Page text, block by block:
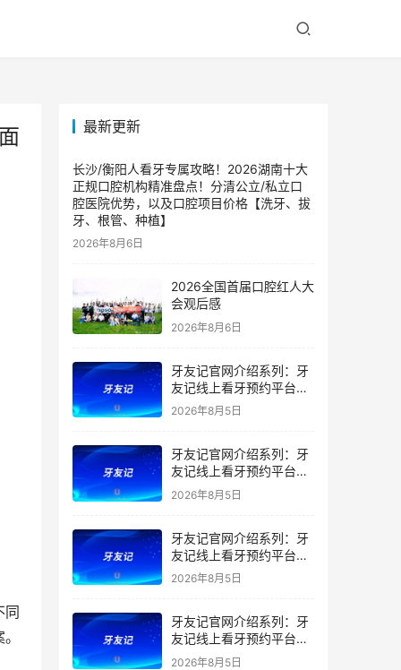
同
最新更新
长沙/衡阳人看牙专属攻略！2026湖南十大
正规口腔机构精准盘点！分清公立/私立口
腔医院优势，以及口腔项目价格【洗牙、拔
牙、根管、种植】
2026年8月6日
2026全国首届口腔红人大
会观后感
2026年8月6日
牙友记官网介绍系列：牙
友记线上看牙预约平台是
干什么的？靠谱吗？
2026年8月5日
牙友记官网介绍系列：牙
友记线上看牙预约平台让
看牙不再靠运气
2026年8月5日
牙友记官网介绍系列：牙
友记线上看牙预约平台打
破口腔行业专业壁垒新手
2026年8月5日
牙友记官网介绍系列：牙
友记线上看牙预约平台落
地同城就诊经验打破未知
2026年8月5日